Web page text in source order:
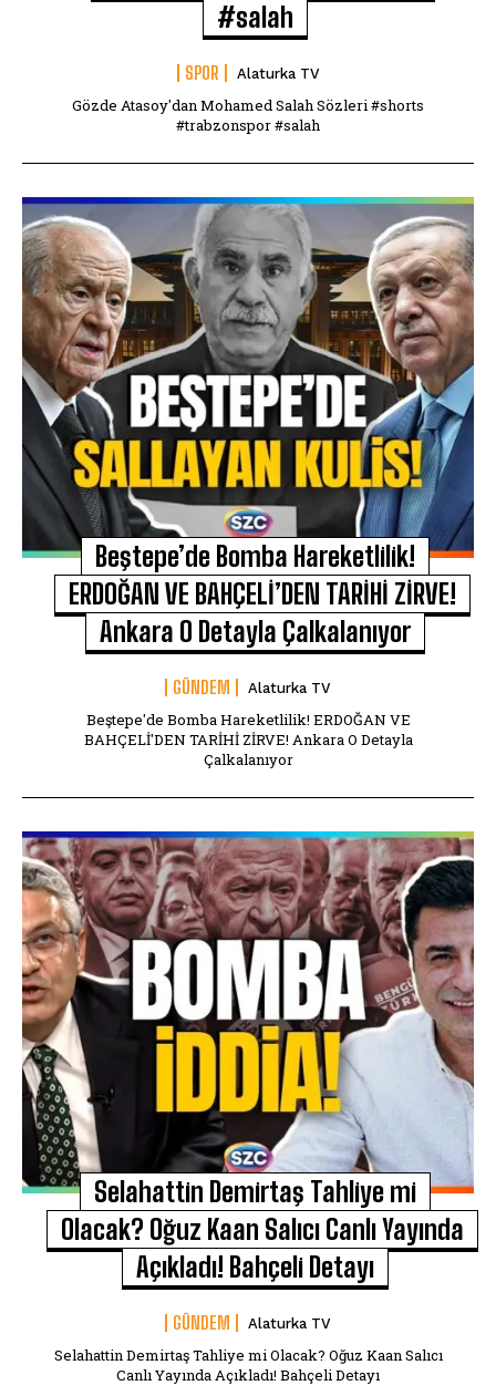
#salah
SPOR Alaturka TV
Gözde Atasoy'dan Mohamed Salah Sözleri #shorts
#trabzonspor #salah
Beştepe’de Bomba Hareketlilik!
ERDOĞAN VE BAHÇELİ’DEN TARİHİ ZİRVE!
Ankara O Detayla Çalkalanıyor
GÜNDEM Alaturka TV
Beştepe'de Bomba Hareketlilik! ERDOĞAN VE
BAHÇELİ'DEN TARİHİ ZİRVE! Ankara O Detayla
Çalkalanıyor
Selahattin Demirtaş Tahliye mi
Olacak? Oğuz Kaan Salıcı Canlı Yayında
Açıkladı! Bahçeli Detayı
GÜNDEM Alaturka TV
Selahattin Demirtaş Tahliye mi Olacak? Oğuz Kaan Salıcı
Canlı Yayında Açıkladı! Bahçeli Detayı